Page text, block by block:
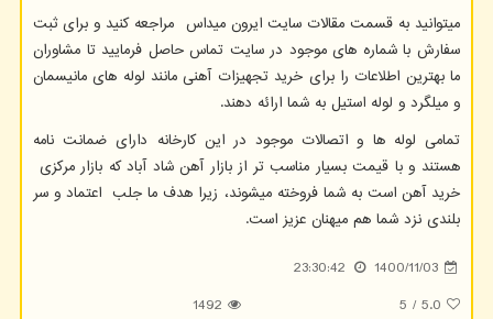
میتوانید به قسمت مقالات سایت ایرون میداس مراجعه کنید و برای ثبت
سفارش با شماره های موجود در سایت تماس حاصل فرمایید تا مشاوران
ما بهترین اطلاعات را برای خرید تجهیزات آهنی مانند لوله های مانیسمان
و میلگرد و لوله استیل به شما ارائه دهند.
تمامی لوله ها و اتصالات موجود در این کارخانه دارای ضمانت نامه
هستند و با قیمت بسیار مناسب تر از بازار آهن شاد آباد که بازار مرکزی
خرید آهن است به شما فروخته میشوند، زیرا هدف ما جلب اعتماد و سر
بلندی نزد شما هم میهنان عزیز است.
1400/11/03
23:30:42
5.0
/
5
1492